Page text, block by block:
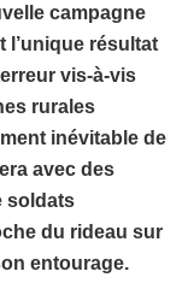
campagne
l’unique résultat
vis-à-vis
rurales
inévitable de
avec des
soldats
du rideau sur
entourage.